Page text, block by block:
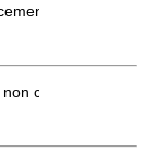
commandable